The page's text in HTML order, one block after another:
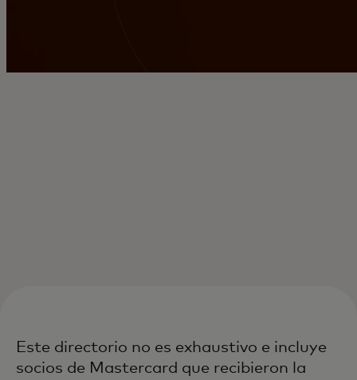
Este directorio no es exhaustivo e incluye
socios de Mastercard que recibieron la